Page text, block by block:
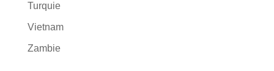
Turquie
Vietnam
Zambie